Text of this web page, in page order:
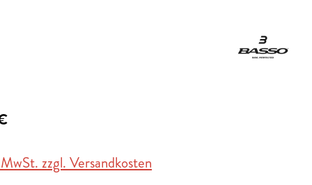
zzgl. Versandkosten